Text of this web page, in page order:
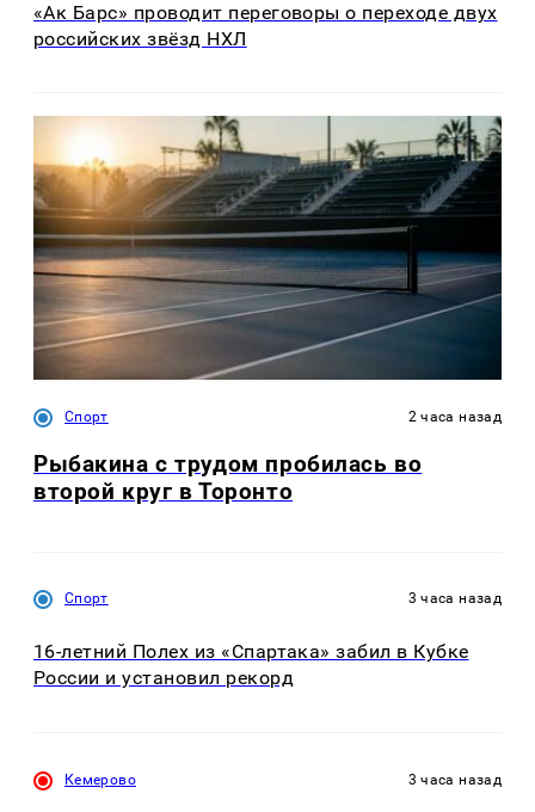
«Ак Барс» проводит переговоры о переходе двух
российских звёзд НХЛ
Спорт 2 часа назад
Рыбакина с трудом пробилась во
второй круг в Торонто
Спорт 3 часа назад
16-летний Полех из «Спартака» забил в Кубке
России и установил рекорд
Кемерово 3 часа назад